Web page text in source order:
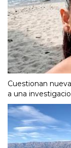
Cuestionan
a una